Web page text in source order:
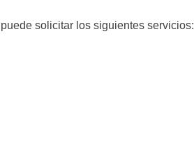
solicitar los siguientes servicios: